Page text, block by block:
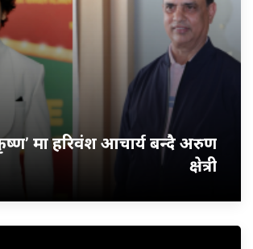
मा हरिवंश आचार्य बन्दै अरुण
क्षेत्री